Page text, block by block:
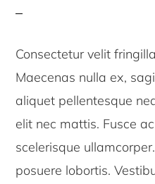
Consectetur velit
Maecenas nulla ex,
aliquet pellentesque
elit nec mattis. Fusce
scelerisque
posuere lobortis.